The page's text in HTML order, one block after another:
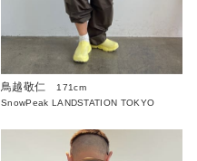
鳥越敬仁
171cm
SnowPeak LANDSTATION TOKYO